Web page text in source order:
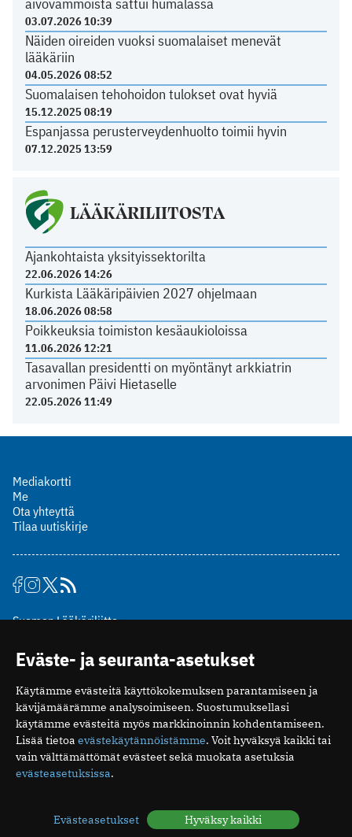
03.07.2026 10:39
Näiden oireiden vuoksi suomalaiset menevät
lääkäriin
04.05.2026 08:52
Suomalaisen tehohoidon tulokset ovat hyviä
15.12.2025 08:19
Espanjassa perusterveydenhuolto toimii hyvin
07.12.2025 13:59
LÄÄKÄRILIITOSTA
Ajankohtaista yksityissektorilta
22.06.2026 14:26
Kurkista Lääkäripäivien 2027 ohjelmaan
18.06.2026 08:58
Poikkeuksia toimiston kesäaukioloissa
11.06.2026 12:21
Tasavallan presidentti on myöntänyt arkkiatrin
arvonimen Päivi Hietaselle
22.05.2026 11:49
Mediakortti
Me
Ota yhteyttä
Tilaa uutiskirje
Suomen Lääkäriliitto
00510 Helsinki
puh. (09) 393 091
toimitus@potilaanlaakarilehti.fi
ISSN 2323-9476
Eväste- ja seuranta-asetukset
Käytämme evästeitä käyttökokemuksen parantamiseen ja
kävijämäärämme analysoimiseen. Suostumuksellasi
käytämme evästeitä myös markkinoinnin kohdentamiseen.
Lisää tietoa evästekäytännöistämme. Voit hyväksyä kaikki tai
vain välttämättömät evästeet sekä muokata asetuksia
evästeasetuksissa.
Evästeasetukset Hyväksy kaikki